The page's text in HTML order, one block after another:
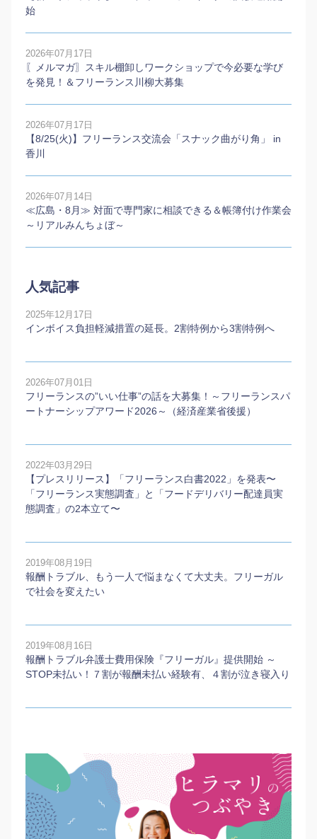
始
2026年07月17日
〖メルマガ〗スキル棚卸しワークショップで今必要な学び
を発見！＆フリーランス川柳大募集
2026年07月17日
【8/25(火)】フリーランス交流会「スナック曲がり角」 in
香川
2026年07月14日
≪広島・8月≫ 対面で専門家に相談できる＆帳簿付け作業会
～リアルみんちょぼ～
人気記事
2025年12月17日
インボイス負担軽減措置の延長。2割特例から3割特例へ
2026年07月01日
フリーランスの”いい仕事”の話を大募集！～フリーランスパ
ートナーシップアワード2026～（経済産業省後援）
2022年03月29日
【プレスリリース】「フリーランス白書2022」を発表〜
「フリーランス実態調査」と「フードデリバリー配達員実
態調査」の2本⽴て〜
2019年08月19日
報酬トラブル、もう一人で悩まなくて大丈夫。フリーガル
で社会を変えたい
2019年08月16日
報酬トラブル弁護士費用保険『フリーガル』提供開始 ～
STOP未払い！７割が報酬未払い経験有、４割が泣き寝入り